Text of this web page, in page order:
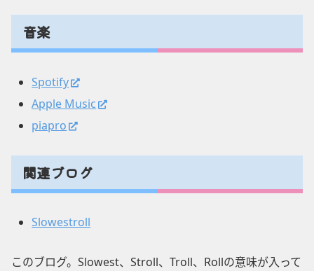
音楽
Spotify
Apple Music
piapro
関連ブログ
Slowestroll
このブログ。Slowest、Stroll、Troll、Rollの意味が入って